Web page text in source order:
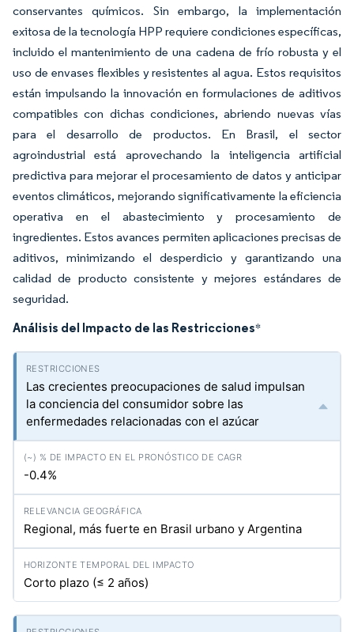
conservantes químicos. Sin embargo, la implementación
exitosa de la tecnología HPP requiere condiciones específicas,
incluido el mantenimiento de una cadena de frío robusta y el
uso de envases flexibles y resistentes al agua. Estos requisitos
están impulsando la innovación en formulaciones de aditivos
compatibles con dichas condiciones, abriendo nuevas vías
para el desarrollo de productos. En Brasil, el sector
agroindustrial está aprovechando la inteligencia artificial
predictiva para mejorar el procesamiento de datos y anticipar
eventos climáticos, mejorando significativamente la eficiencia
operativa en el abastecimiento y procesamiento de
ingredientes. Estos avances permiten aplicaciones precisas de
aditivos, minimizando el desperdicio y garantizando una
calidad de producto consistente y mejores estándares de
seguridad.
Análisis del Impacto de las Restricciones*
Las crecientes preocupaciones de salud impulsan
la conciencia del consumidor sobre las
enfermedades relacionadas con el azúcar
-0.4%
Regional, más fuerte en Brasil urbano y Argentina
Corto plazo (≤ 2 años)